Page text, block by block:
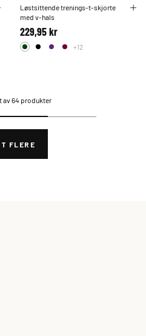
Løstsittende trenings-t-skjorte
med v-hals
229,95 kr
+12
av 64 produkter
FLERE